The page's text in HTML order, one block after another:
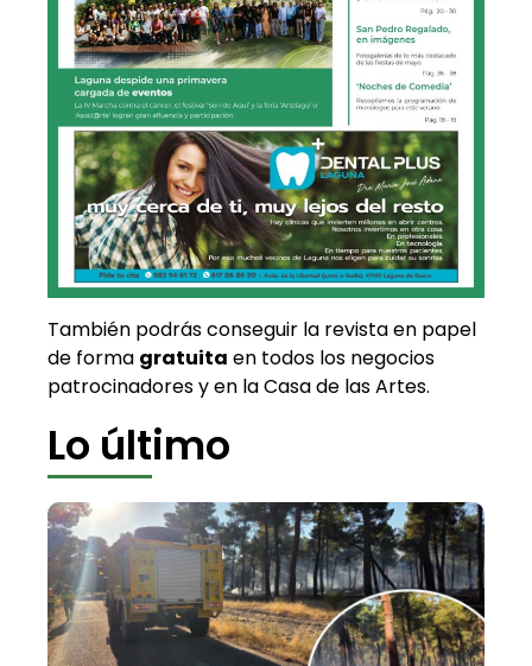
También podrás conseguir la revista en papel
de forma gratuita en todos los negocios
patrocinadores y en la Casa de las Artes.
Lo último